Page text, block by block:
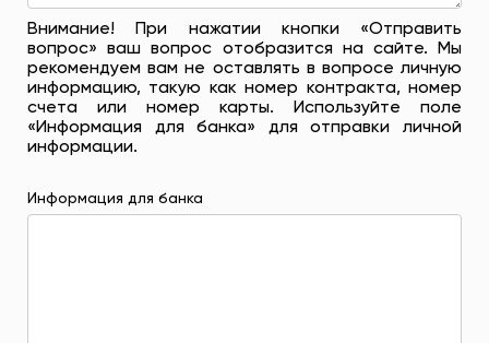
Внимание! При нажатии кнопки «Отправить
вопрос» ваш вопрос отобразится на сайте. Мы
рекомендуем вам не оставлять в вопросе личную
информацию, такую ​​как номер контракта, номер
счета или номер карты. Используйте поле
«Информация для банка» для отправки личной
информации.
Информация для банка